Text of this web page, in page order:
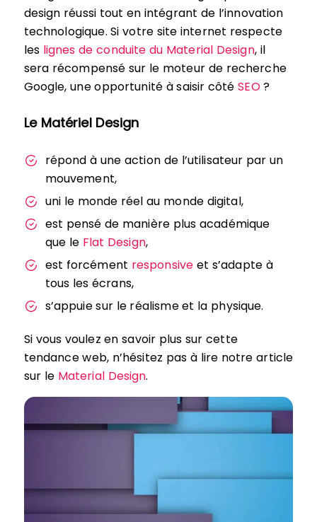
design réussi tout en intégrant de l’innovation
technologique. Si votre site internet respecte
les lignes de conduite du Material Design, il
sera récompensé sur le moteur de recherche
Google, une opportunité à saisir côtéSEO?
Le Matériel Design
répond à une action de l’utilisateur par un
mouvement,
uni le monde réel au monde digital,
est pensé de manière plus académique
que le Flat Design,
est forcément responsive et s’adapte à
tous les écrans,
s’appuie sur le réalisme et la physique.
Si vous voulez en savoir plus sur cette
tendance web, n’hésitez pas à lire notre article
sur le Material Design.